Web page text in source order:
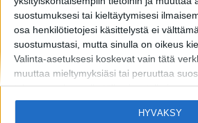
suostumuksesi tai kieltäytymisesi
osa henkilötietojesi käsittelystä ei
suostumustasi, mutta sinulla on oikeus
Valinta-asetuksesi koskevat vain tätä
muuttaa mieltymyksiäsi tai peruuttaa
tahansa palaamalla tälle sivustolle ja
alaosassa olevaa "Yksityisyys" -painiketta.
Huomaa myös, että tämä verkkosivusto/
HYVÄKSY
MIKÄ LISTAFRIIKKI?
HALUATKO
TIETOSUOJA JA EVÄSTEET
Copyright © 2026